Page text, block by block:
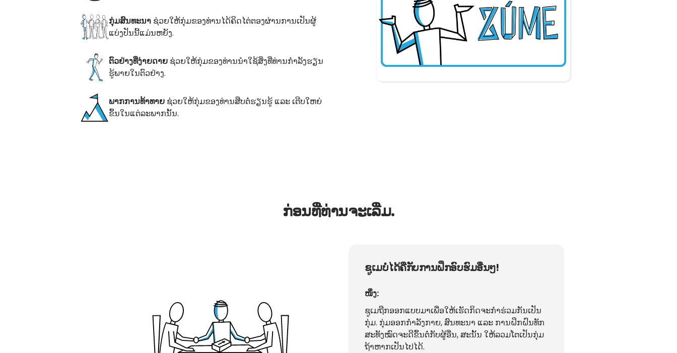
ກຸ່ມສົນທະນາ ຊ່ວຍໃຫ້ກຸ່ມຂອງທ່ານໄດ້ຄິດໄຕ່ຕອງຜ່ານການເປັນຜູ້
ແບ່ງປັນນີ້ແມ່ນຫຍັງ.
ຕົວຢ່າງທີ່ງ່າຍດາຍ ຊ່ວຍໃຫ້ກຸ່ມຂອງທ່ານນຳໃຊ້ສິ່ງທີ່ທ່ານກຳລັງຮຽນ
ຮູ້ພາຍໃນຕົວຢ່າງ.
ພາກການທ້າທາຍ ຊ່ວຍໃຫ້ກຸ່ມຂອງທ່ານສືບຕໍ່ຮຽນຮູ້ ແລະ ເຕີບໃຫຍ່
ຂຶ້ນໃນແຕ່ລະພາກນັ້ນ.
ກ່ອນທີ່ທ່ານຈະເລີ່ມ.
ຊູເມບໍ່ໄດ້ຄືກັບການຝຶກອົບຮົມອື່ນໆ!
ໜຶ່ງ:
ຊູເມຖືກອອກແບບມາເພື່ອໃຫ້ເຮັດກິດຈະກຳຮ່ວມກັນເປັນ
ກຸ່ມ. ກຸ່ມອອກກຳລັງກາຍ, ສົນທະນາ ແລະ ການຝຶກຝົນທັກ
ສະທັງໝົດຈະດີຂຶ້ນຕໍ່ກັບຜູ້ອື່ນ, ສະນັ້ນ ໃຫ້ລວມໂຕເປັນກຸ່ມ
ຖ້າຫາກເປັນໄປໄດ້.